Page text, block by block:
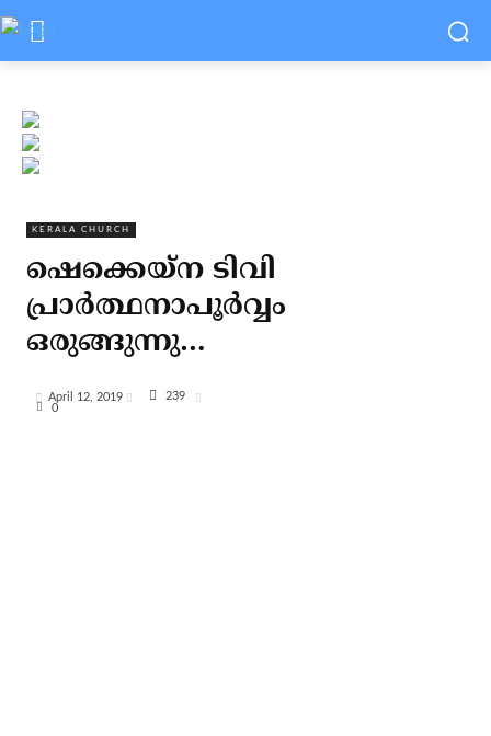
KERALA CHURCH
ഷെക്കെയ്‌ന ടിവി
പ്രാര്‍ത്ഥനാപൂര്‍വ്വം
ഒരുങ്ങുന്നു…
April 12, 2019
239
0